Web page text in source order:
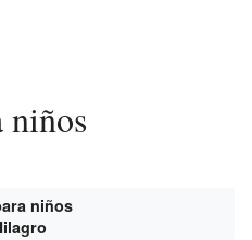
niños
niños